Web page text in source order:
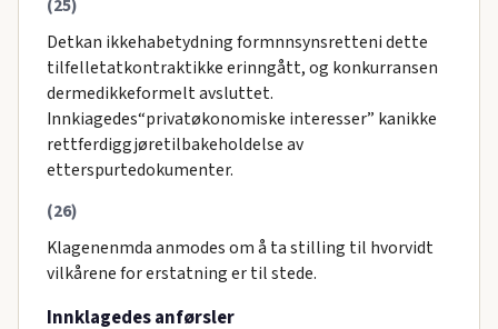
(25)
Detkan ikkehabetydning formnnsynsretteni dette
tilfelletatkontraktikke erinngått, og konkurransen
dermedikkeformelt avsluttet.
Innkiagedes“privatøkonomiske interesser” kanikke
rettferdiggjøretilbakeholdelse av
etterspurtedokumenter.
(26)
Klagenenmda anmodes om å ta stilling til hvorvidt
vilkårene for erstatning er til stede.
Innklagedes anførsler